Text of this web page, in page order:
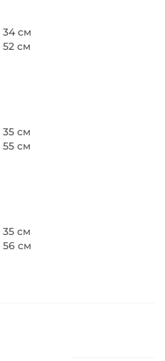
34 см
см
см
см
см
56 см